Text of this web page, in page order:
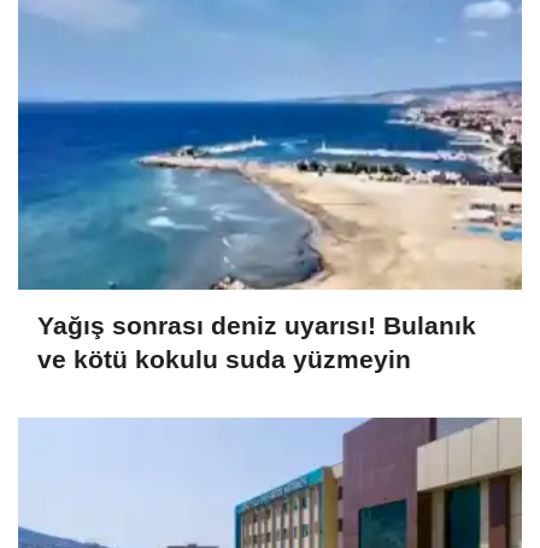
Yağış sonrası deniz uyarısı! Bulanık
ve kötü kokulu suda yüzmeyin